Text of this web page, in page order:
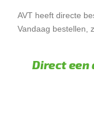
AVT heeft directe
Vandaag bestellen,
Direct een